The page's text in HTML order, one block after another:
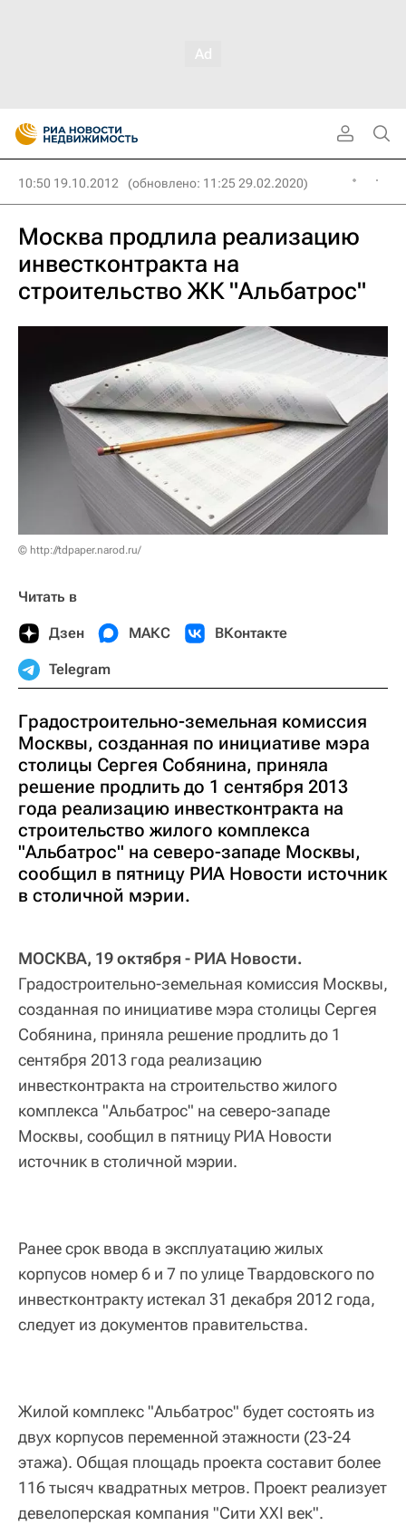
10:50 19.10.2012 (обновлено: 11:25 29.02.2020)
Москва продлила реализацию
инвестконтракта на
строительство ЖК "Альбатрос"
© http://tdpaper.narod.ru/
Читать в
Дзен МАКС ВКонтакте
Telegram
Градостроительно-земельная комиссия
Москвы, созданная по инициативе мэра
столицы Сергея Собянина, приняла
решение продлить до 1 сентября 2013
года реализацию инвестконтракта на
строительство жилого комплекса
"Альбатрос" на северо-западе Москвы,
сообщил в пятницу РИА Новости источник
в столичной мэрии.
МОСКВА, 19 октября - РИА Новости.
Градостроительно-земельная комиссия Москвы,
созданная по инициативе мэра столицы Сергея
Собянина, приняла решение продлить до 1
сентября 2013 года реализацию
инвестконтракта на строительство жилого
комплекса "Альбатрос" на северо-западе
Москвы, сообщил в пятницу РИА Новости
источник в столичной мэрии.
Ранее срок ввода в эксплуатацию жилых
корпусов номер 6 и 7 по улице Твардовского по
инвестконтракту истекал 31 декабря 2012 года,
следует из документов правительства.
Жилой комплекс "Альбатрос" будет состоять из
двух корпусов переменной этажности (23-24
этажа). Общая площадь проекта составит более
116 тысяч квадратных метров. Проект реализует
девелоперская компания "Сити XXI век".